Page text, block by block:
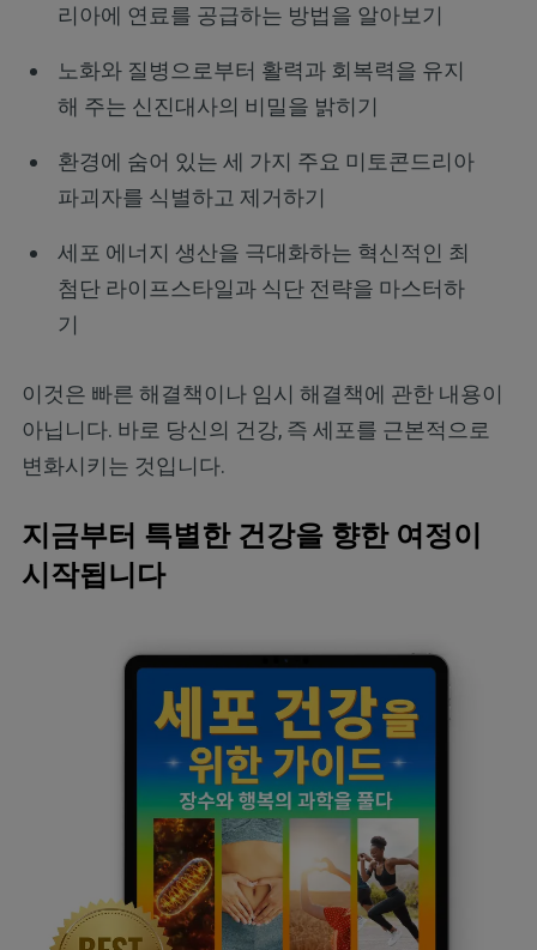
리아에 연료를 공급하는 방법을 알아보기
노화와 질병으로부터 활력과 회복력을 유지
해 주는 신진대사의 비밀을 밝히기
환경에 숨어 있는 세 가지 주요 미토콘드리아
파괴자를 식별하고 제거하기
세포 에너지 생산을 극대화하는 혁신적인 최
첨단 라이프스타일과 식단 전략을 마스터하
기
이것은 빠른 해결책이나 임시 해결책에 관한 내용이
아닙니다. 바로 당신의 건강, 즉 세포를 근본적으로
변화시키는 것입니다.
지금부터 특별한 건강을 향한 여정이
시작됩니다